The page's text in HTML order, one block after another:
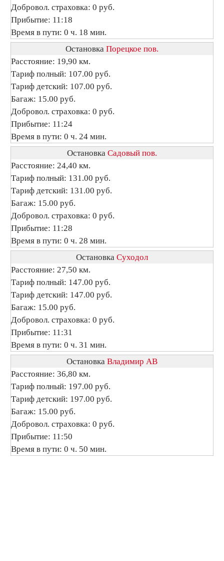
Добровол. страховка: 0 руб.
Прибытие: 11:18
Время в пути: 0 ч. 18 мин.
Остановка Порецкое пов.
Расстояние: 19,90 км.
Тариф полный: 107.00 руб.
Тариф детский: 107.00 руб.
Багаж: 15.00 руб.
Добровол. страховка: 0 руб.
Прибытие: 11:24
Время в пути: 0 ч. 24 мин.
Остановка Садовый пов.
Расстояние: 24,40 км.
Тариф полный: 131.00 руб.
Тариф детский: 131.00 руб.
Багаж: 15.00 руб.
Добровол. страховка: 0 руб.
Прибытие: 11:28
Время в пути: 0 ч. 28 мин.
Остановка Суходол
Расстояние: 27,50 км.
Тариф полный: 147.00 руб.
Тариф детский: 147.00 руб.
Багаж: 15.00 руб.
Добровол. страховка: 0 руб.
Прибытие: 11:31
Время в пути: 0 ч. 31 мин.
Остановка Владимир АВ
Расстояние: 36,80 км.
Тариф полный: 197.00 руб.
Тариф детский: 197.00 руб.
Багаж: 15.00 руб.
Добровол. страховка: 0 руб.
Прибытие: 11:50
Время в пути: 0 ч. 50 мин.